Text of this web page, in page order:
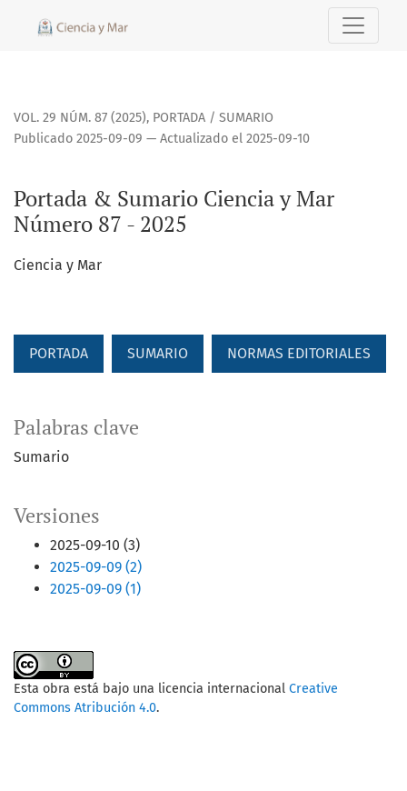
Portada &amp; Sumario Ciencia y Mar Número 87 - 2025
VOL. 29 NÚM. 87 (2025), PORTADA / SUMARIO
Portada & Sumario Ciencia y Mar
Número 87 - 2025
Publicado 2025-09-09 — Actualizado el 2025-09-10
Ciencia y Mar
Versiones
2025-09-10 (3)
2025-09-09 (2)
2025-09-09 (1)
PORTADA SUMARIO NORMAS EDITORIALES
Palabras clave
Sumario
Esta obra está bajo una licencia internacional Creative
Commons Atribución 4.0.